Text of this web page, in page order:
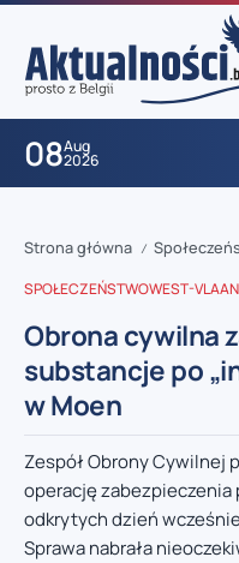
08Aug
2026
Strona główna /
SPOŁECZEŃSTWOWEST-
Obrona cywilna
substancje po
w Moen
Zespół Obrony Cywilnej
operację
odkrytych dzień
Sprawa nabrała